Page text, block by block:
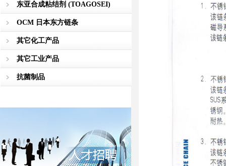
东亚合成粘结剂 (TOAGOSEI)
OCM 日本东方链条
其它化工产品
其它工业产品
抗菌制品